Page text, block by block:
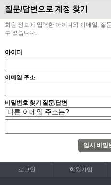
질문/답변으로 계정 찾기
회원 정보에 입력한 아이디와 이메일, 질
수 있습니다.
아이디
이메일 주소
비밀번호 찾기 질문/답변
로그인 회원가입